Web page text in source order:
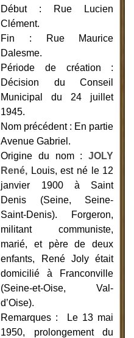
Début : Rue Lucien
Clément.
Fin : Rue Maurice
Dalesme.
Période de création :
Décision du Conseil
Municipal du 24 juillet
1945.
Nom précédent : En partie
Avenue Gabriel.
Origine du nom :JOLY
René, Louis, est né le 12
janvier 1900 à Saint
Denis (Seine, Seine-
Saint-Denis). Forgeron,
militant communiste,
marié, et père de deux
enfants, René Joly était
domicilié à Franconville
(Seine-et-Oise, Val-
d’Oise).
Remarques : Le 13 mai
1950, prolongement du